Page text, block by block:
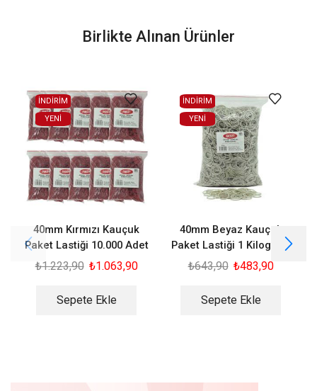
Birlikte Alınan Ürünler
İNDİRİM
YENI
40mm Kırmızı Kauçuk
Paket Lastiği 10.000 Adet
₺1.223,90 ₺1.063,90
Sepete Ekle
İNDİRİM
YENI
40mm Beyaz Kauçuk
Paket Lastiği 1 Kilogram
₺643,90 ₺483,90
Sepete Ekle